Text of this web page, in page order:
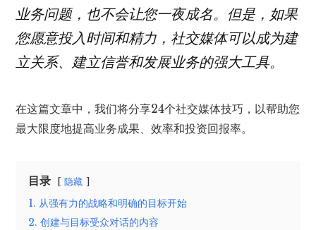
业务问题，也不会让您一夜成名。但是，如果
您愿意投入时间和精力，社交媒体可以成为建
立关系、建立信誉和发展业务的强大工具。
在这篇文章中，我们将分享24个社交媒体技巧，以帮助您
最大限度地提高业务成果、效率和投资回报率。
目录 隐藏
1. 从强有力的战略和明确的目标开始
2. 创建与目标受众对话的内容